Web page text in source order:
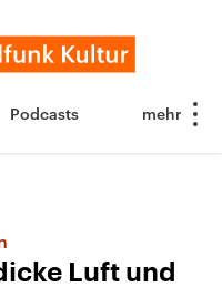
Podcasts
Luft und